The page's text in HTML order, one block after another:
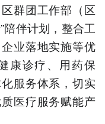
群团工作部（区
陪伴计划，整合工
业落地实施等优
康诊疗、用药保
服务体系，切实
医疗服务赋能产